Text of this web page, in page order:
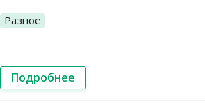
Разное
Подробнее